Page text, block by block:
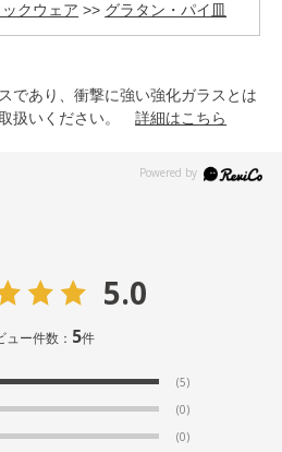
ックウェア >> グラタン・パイ皿
であり、衝撃に強い強化ガラスとは
取扱いください。詳細はこちら
5.0
ュー件数： 5件
(5)
(0)
(0)